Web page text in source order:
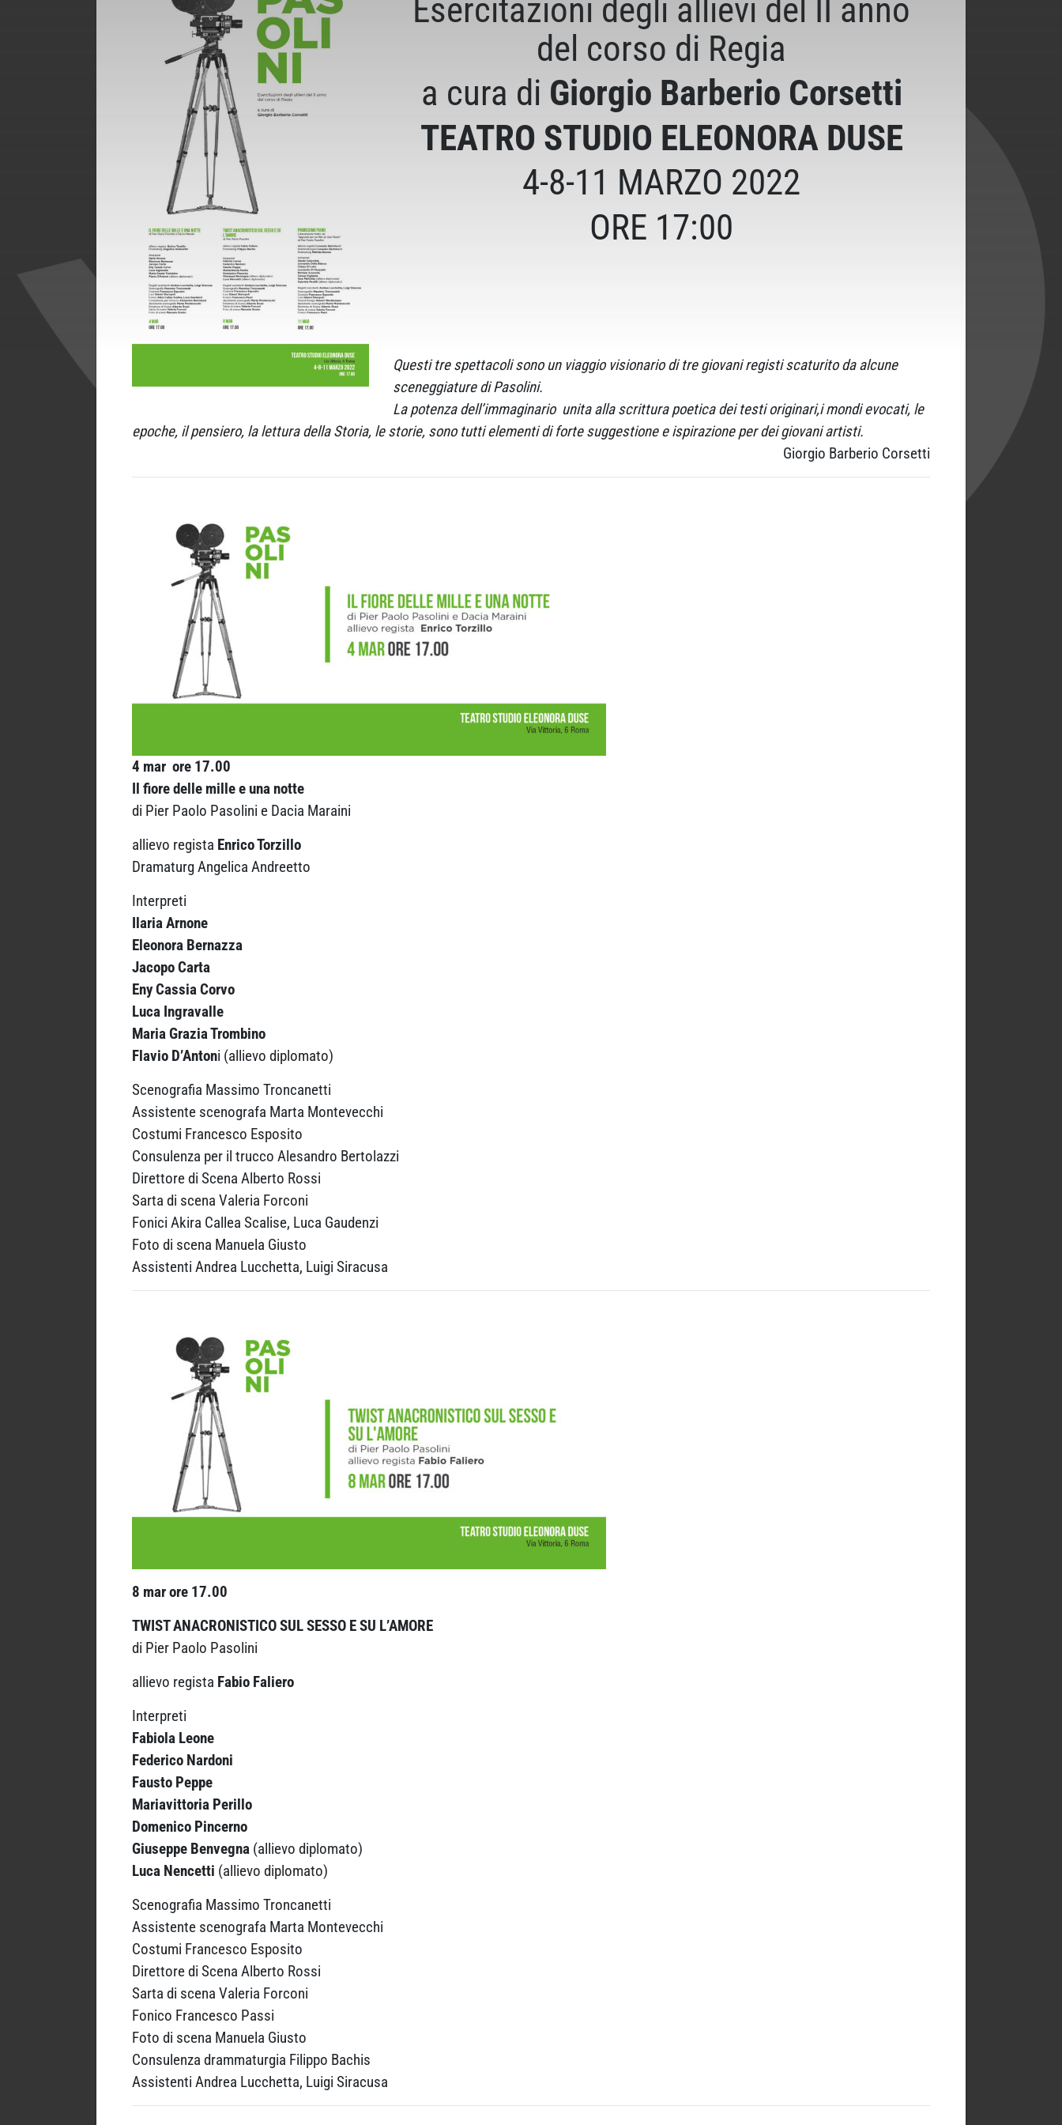
Esercitazioni degli allievi del II anno
del corso di Regia
a cura di Giorgio Barberio Corsetti
TEATRO STUDIO ELEONORA DUSE
4-8-11 MARZO 2022
ORE 17:00
Questi tre spettacoli sono un viaggio visionario di tre giovani registi scaturito da alcune
sceneggiature di Pasolini.
La potenza dell’immaginario unita alla scrittura poetica dei testi originari,i mondi evocati, le
epoche, il pensiero, la lettura della Storia, le storie, sono tutti elementi di forte suggestione e ispirazione per dei giovani artisti.
Giorgio Barberio Corsetti
4 mar ore 17.00
Il fiore delle mille e una notte
di Pier Paolo Pasolini e Dacia Maraini
allievo regista Enrico Torzillo
Dramaturg Angelica Andreetto
Interpreti
Ilaria Arnone
Eleonora Bernazza
Jacopo Carta
Eny Cassia Corvo
Luca Ingravalle
Maria Grazia Trombino
Flavio D’Antoni (allievo diplomato)
Scenografia Massimo Troncanetti
Assistente scenografa Marta Montevecchi
Costumi Francesco Esposito
Consulenza per il trucco Alesandro Bertolazzi
Direttore di Scena Alberto Rossi
Sarta di scena Valeria Forconi
Fonici Akira Callea Scalise, Luca Gaudenzi
Foto di scena Manuela Giusto
Assistenti Andrea Lucchetta, Luigi Siracusa
8 mar ore 17.00
TWIST ANACRONISTICO SUL SESSO E SU L’AMORE
di Pier Paolo Pasolini
allievo regista Fabio Faliero
Interpreti
Fabiola Leone
Federico Nardoni
Fausto Peppe
Mariavittoria Perillo
Domenico Pincerno
Giuseppe Benvegna (allievo diplomato)
Luca Nencetti (allievo diplomato)
Scenografia Massimo Troncanetti
Assistente scenografa Marta Montevecchi
Costumi Francesco Esposito
Direttore di Scena Alberto Rossi
Sarta di scena Valeria Forconi
Fonico Francesco Passi
Foto di scena Manuela Giusto
Consulenza drammaturgia Filippo Bachis
Assistenti Andrea Lucchetta, Luigi Siracusa